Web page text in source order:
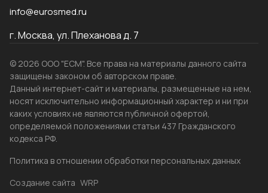
info@eurosmed.ru
г. Москва, ул. Плеханова д. 7
© 2026 ООО "ЕСМ". Все права на материалы данного сайта
защищены законом об авторском праве.
Данный интернет-сайт и материалы, размещенные на нем,
носят исключительно информационный характер и ни при
каких условиях не являются публичной офертой,
определяемой положениями статьи 437 Гражданского
кодекса РФ.
Политика в отношении обработки персональных данных
Создание сайта WRP